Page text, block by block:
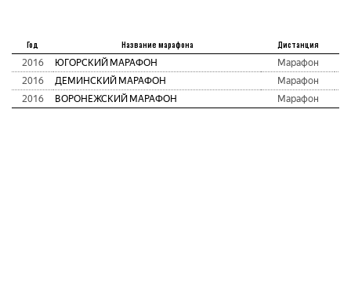
Год Название марафона Дистанция
2016 ЮГОРСКИЙ МАРАФОН Марафон
2016
ДЕМИНСКИЙ МАРАФОН Марафон
2016
ВОРОНЕЖСКИЙ МАРАФОН Марафон